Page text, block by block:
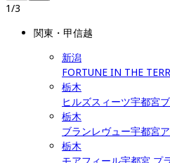
1/3
関東・甲信越
新潟
FORTUNE IN THE
栃木
ヒルズスィーツ宇都宮
栃木
ブランレヴュー宇都宮
栃木
モアフィール宇都宮 プ